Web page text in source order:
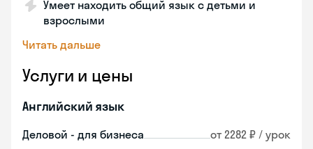
Умеет находить общий язык с детьми и
взрослыми
Читать дальше
Услуги и цены
Английский язык
Деловой - для бизнеса от 2282 ₽ / урок